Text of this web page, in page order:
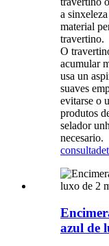
a
material
travertino.
O
acumular
usa un
suaves
evitarse o
produtos
selador
necesario.
consulta
azul de